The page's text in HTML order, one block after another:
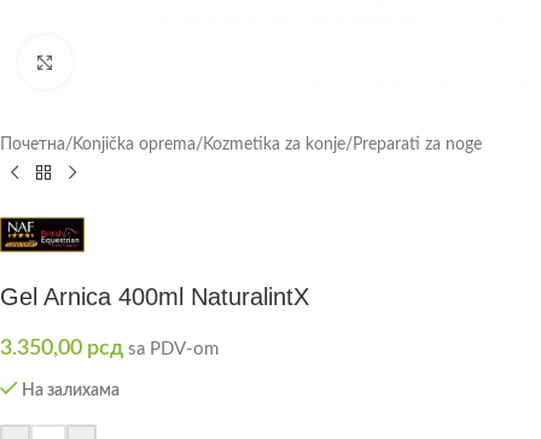
Почетна/ Konjička oprema/ Kozmetika za konje/ Preparati za noge
Gel Arnica 400ml NaturalintX
3.350,00 рсд sa PDV-om
На залихама